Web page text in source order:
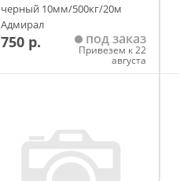
черный 10мм/500кг/20м
Адмирал
750 р. под заказ
Привезем к 22
августа